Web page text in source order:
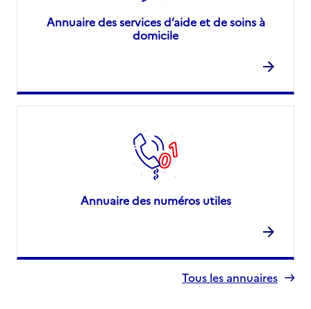
Annuaire des services d’aide et de soins à
domicile
Annuaire des numéros utiles
Tous les annuaires